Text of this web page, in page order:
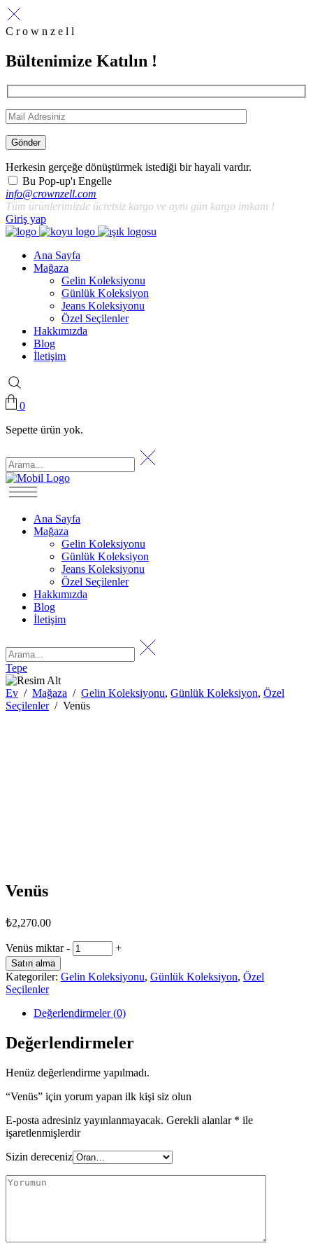
C r o w n z e l l
Bültenimize Katılın !
Gönder
Herkesin gerçeğe dönüştürmek istediği bir hayali vardır.
Bu Pop-up'ı Engelle
info@crownzell.com
Tüm ürünlerimizde ücretsiz kargo ve aynı gün kargo imkanı !
Giriş yap
Ana Sayfa
Mağaza
Gelin Koleksiyonu
Günlük Koleksiyon
Jeans Koleksiyonu
Özel Seçilenler
Hakkımızda
Blog
İletişim
0
Sepette ürün yok.
Ana Sayfa
Mağaza
Gelin Koleksiyonu
Günlük Koleksiyon
Jeans Koleksiyonu
Özel Seçilenler
Hakkımızda
Blog
İletişim
Tepe
Ev / Mağaza / Gelin Koleksiyonu, Günlük Koleksiyon, Özel
Seçilenler/ Venüs
Venüs
₺2,270.00
Venüs miktar - +
Satın alma
Kategoriler: Gelin Koleksiyonu, Günlük Koleksiyon, Özel
Seçilenler
Değerlendirmeler (0)
Değerlendirmeler
Henüz değerlendirme yapılmadı.
“Venüs” için yorum yapan ilk kişi siz olun
E-posta adresiniz yayınlanmayacak. Gerekli alanlar * ile
işaretlenmişlerdir
Sizin dereceniz